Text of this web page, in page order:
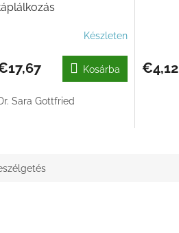
Készleten
Kosárba
Sara Gottfried
€4,12